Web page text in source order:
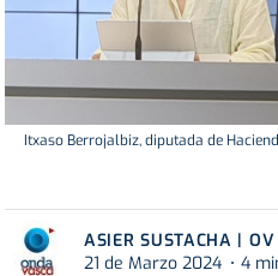
Itxaso Berrojalbiz, diputada de
ASIER SUSTACHA | OV
21 de Marzo 2024
4